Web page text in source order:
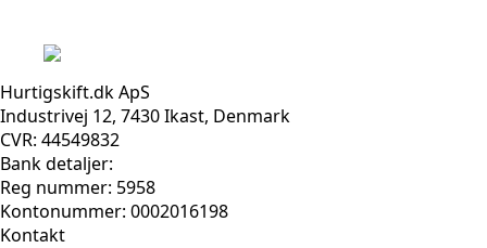
Hurtigskift.dk ApS
Industrivej 12, 7430 Ikast, Denmark
CVR: 44549832
Bank detaljer:
Reg nummer: 5958
Kontonummer: 0002016198
Kontakt